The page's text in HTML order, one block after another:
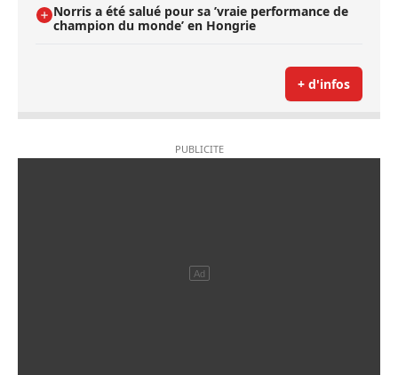
Norris a été salué pour sa ’vraie performance de
champion du monde’ en Hongrie
+ d'infos